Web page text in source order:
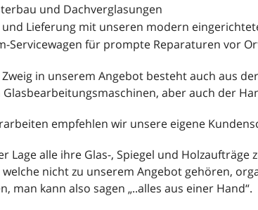
und Dachverglasungen
Lieferung mit unseren modern
Servicewagen für prompte Reparaturen vor
in unserem Angebot besteht auch aus
aber auch der
empfehlen wir unsere eigene
Lage alle ihre Glas-, Spiegel und Holzaufträge
nicht zu unserem Angebot gehören,
man kann also sagen „..alles aus einer Hand“.